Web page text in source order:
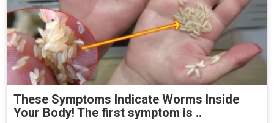
These Symptoms Indicate Worms Inside
Your Body! The first symptom is ..